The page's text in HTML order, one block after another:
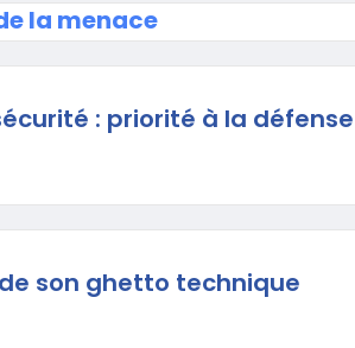
la menace
: priorité à la défense
son ghetto technique